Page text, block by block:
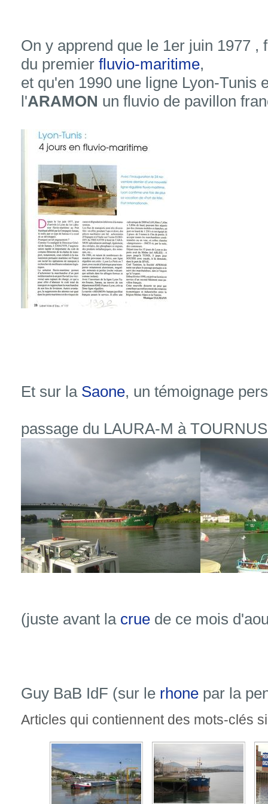
On y apprend que le 1er juin 1977 ,
du premier fluvio-maritime,
et qu'en 1990 une ligne Lyon-Tunis
l'ARAMON un fluvio de pavillon
Et sur la Saone, un témoignage
passage du LAURA-M à
(juste avant la crue de ce mois
Guy BaB IdF (sur le rhone par la
Articles qui contiennent des mots-clés